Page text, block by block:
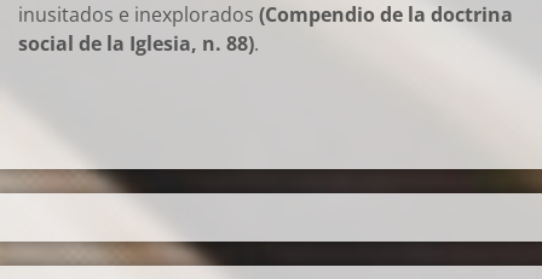
inusitados e inexplorados (Compendio de la doctrina
social de la Iglesia, n. 88).